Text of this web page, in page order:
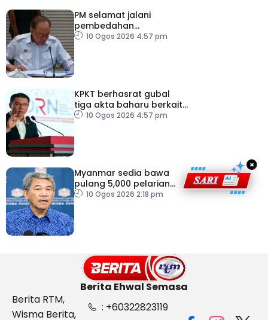
PM selamat jalani
pembedahan
laparoskopi rawat hernia
10 Ogos 2026 4:57 pm
KPKT berhasrat gubal
tiga akta baharu berkait
perumahan
10 Ogos 2026 4:57 pm
Myanmar sedia bawa
pulang 5,000 pelarian
guna kapal
10 Ogos 2026 2:18 pm
×
Berita Ehwal Semasa
Berita RTM,
Wisma Berita,
: +60322823119